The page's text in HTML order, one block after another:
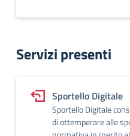
Servizi presenti
Sportello Digitale
Sportello Digitale
di ottemperare alle